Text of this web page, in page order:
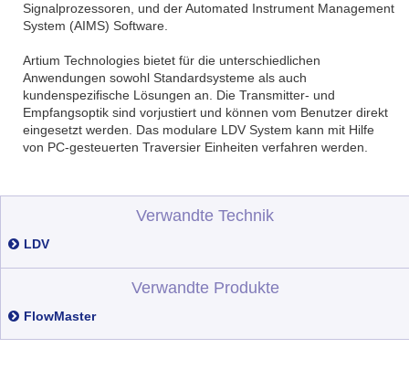
Signalprozessoren, und der Automated Instrument Management
System (AIMS) Software.
Artium Technologies bietet für die unterschiedlichen
Anwendungen sowohl Standardsysteme als auch
kundenspezifische Lösungen an. Die Transmitter- und
Empfangsoptik sind vorjustiert und können vom Benutzer direkt
eingesetzt werden. Das modulare LDV System kann mit Hilfe
von PC-gesteuerten Traversier Einheiten verfahren werden.
Verwandte Technik
LDV
Verwandte Produkte
FlowMaster